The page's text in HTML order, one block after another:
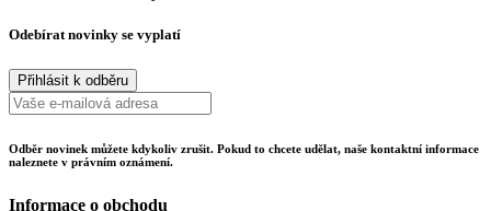
Odebírat novinky se vyplatí
Odběr novinek můžete kdykoliv zrušit. Pokud to chcete udělat, naše kontaktní informace
naleznete v právním oznámení.
Informace o obchodu